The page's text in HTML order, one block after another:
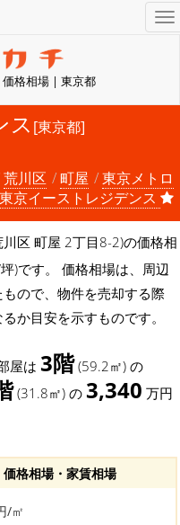
格相場 | 東京都
ス [東京都]
荒川区 町屋
東京メトロ
東京イーストレジデンス
川区 町屋 2丁目8-2)の価格相
)です。 価格相場は、周辺
ので、物件を売却する際
か目安を示すものです。
屋は 3階(59.2㎡) の
(31.8㎡) の 3,340 万円
格相場・家賃相場
/㎡